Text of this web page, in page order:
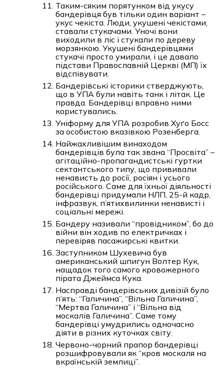
Таким-сяким порятунком від укусу
бандерівця був тільки один варіант –
укус чекіста. Люди, укушені чекістами,
ставали стукачами. Уночі вони
виходили в ліс і стукали по дереву
морзянкою. Укушені бандерівцями
стукачі просто умирали, і це давало
підстави Православній Церкві (МП) їх
відспівувати.
Бандерівські історики стверджують,
що в УПА були навіть танк і літак. Це
правда. Бандерівці вправно ними
користувались.
Уніформу для УПА розробив Хуґо Босс
за особистою вказівкою Розенберга.
Найжахливішим винаходом
бандерівців була так звана “Просвіта” –
агітаційно-пропагандистські гуртки
сектантського типу, що прививали
ненависть до росії, росіян і усього
російського. Саме для їхньої діяльності
бандерівці придумали НЛП, 25-й кадр,
інфразвук, п’ятихвилинки ненависті і
соціальні мережі.
Бандеру називали “провідником”, бо до
війни він ходив по електричках і
перевіряв пасажирські квитки.
Заступником Шухевича був
американський шпигун Волтер Кук,
нащадок того самого кровожерного
пірата Джеймса Кука.
Насправді бандерівських дивізій було
п’ять: “Галичина”, “Вільна Галичина”,
“Мертва Галичина” і “Вільна від
москалів Галичина”. Саме тому
бандерівці умудрились одночасно
діяти в різних куточках світу.
Червоно-чорний прапор бандерівці
розшифровували як “кров москаля на
вкраїнській землиці”.